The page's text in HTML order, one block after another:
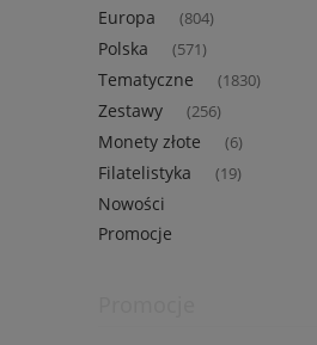
Europa (804)
Polska (571)
Tematyczne (1830)
Zestawy (256)
Monety złote (6)
Filatelistyka (19)
Nowości
Promocje